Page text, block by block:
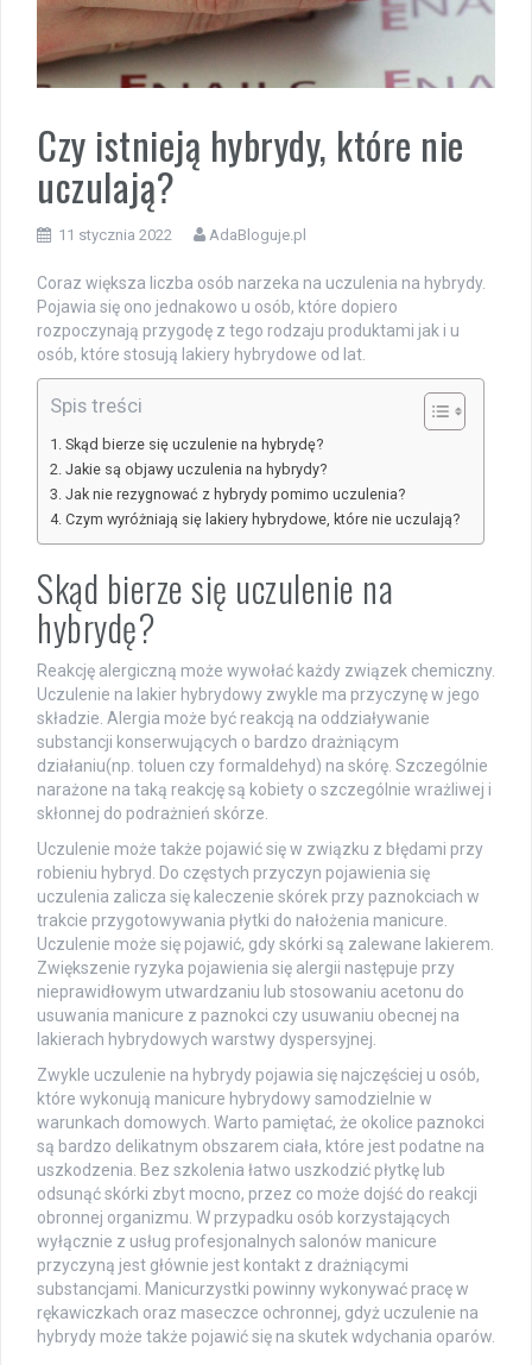
Czy istnieją hybrydy, które nie
uczulają?
11 stycznia 2022 AdaBloguje.pl
Coraz większa liczba osób narzeka na uczulenia na hybrydy.
Pojawia się ono jednakowo u osób, które dopiero
rozpoczynają przygodę z tego rodzaju produktami jak i u
osób, które stosują lakiery hybrydowe od lat.
Spis treści
Skąd bierze się uczulenie na hybrydę?
Jakie są objawy uczulenia na hybrydy?
Jak nie rezygnować z hybrydy pomimo uczulenia?
Czym wyróżniają się lakiery hybrydowe, które nie uczulają?
Skąd bierze się uczulenie na
hybrydę?
Reakcję alergiczną może wywołać każdy związek chemiczny.
Uczulenie na lakier hybrydowy zwykle ma przyczynę w jego
składzie. Alergia może być reakcją na oddziaływanie
substancji konserwujących o bardzo drażniącym
działaniu(np. toluen czy formaldehyd) na skórę. Szczególnie
narażone na taką reakcję są kobiety o szczególnie wrażliwej i
skłonnej do podrażnień skórze.
Uczulenie może także pojawić się w związku z błędami przy
robieniu hybryd. Do częstych przyczyn pojawienia się
uczulenia zalicza się kaleczenie skórek przy paznokciach w
trakcie przygotowywania płytki do nałożenia manicure.
Uczulenie może się pojawić, gdy skórki są zalewane lakierem.
Zwiększenie ryzyka pojawienia się alergii następuje przy
nieprawidłowym utwardzaniu lub stosowaniu acetonu do
usuwania manicure z paznokci czy usuwaniu obecnej na
lakierach hybrydowych warstwy dyspersyjnej.
Zwykle uczulenie na hybrydy pojawia się najczęściej u osób,
które wykonują manicure hybrydowy samodzielnie w
warunkach domowych. Warto pamiętać, że okolice paznokci
są bardzo delikatnym obszarem ciała, które jest podatne na
uszkodzenia. Bez szkolenia łatwo uszkodzić płytkę lub
odsunąć skórki zbyt mocno, przez co może dojść do reakcji
obronnej organizmu. W przypadku osób korzystających
wyłącznie z usług profesjonalnych salonów manicure
przyczyną jest głównie jest kontakt z drażniącymi
substancjami. Manicurzystki powinny wykonywać pracę w
rękawiczkach oraz maseczce ochronnej, gdyż uczulenie na
hybrydy może także pojawić się na skutek wdychania oparów.